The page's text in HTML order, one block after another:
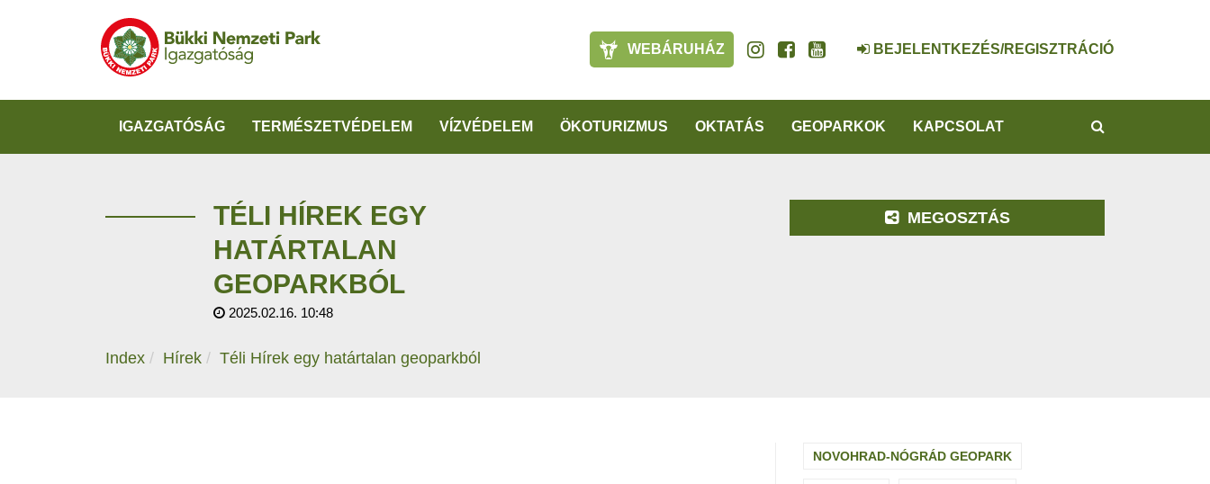
WEBÁRUHÁZ BEJELENTKEZÉS/REGISZTRÁCIÓ
IGAZGATÓSÁG TERMÉSZETVÉDELEM VÍZVÉDELEM ÖKOTURIZMUS OKTATÁS GEOPARKOK KAPCSOLAT
TÉLI HÍREK EGY
HATÁRTALAN
GEOPARKBÓL
2025.02.16. 10:48
Index Hírek Téli Hírek egy határtalan geoparkból
MEGOSZTÁS
NOVOHRAD-NÓGRÁD GEOPARK